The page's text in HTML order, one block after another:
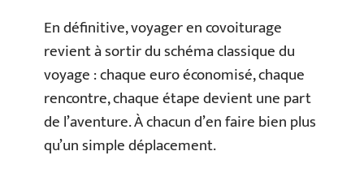
En définitive, voyager en covoiturage
revient à sortir du schéma classique du
voyage : chaque euro économisé, chaque
rencontre, chaque étape devient une part
de l’aventure. À chacun d’en faire bien plus
qu’un simple déplacement.